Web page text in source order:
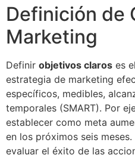
Definición de
Marketing
Definir objetivos claros es
estrategia de marketing
específicos, medibles,
temporales (SMART). Por
establecer como meta
en los próximos seis
evaluar el éxito de las